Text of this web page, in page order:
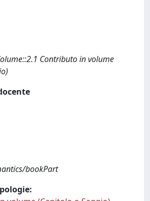
Contributo in volume
bookPart